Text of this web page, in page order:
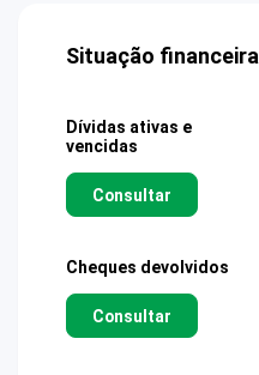
Situação financeira
Dívidas ativas e
vencidas
Consultar
Cheques devolvidos
Consultar